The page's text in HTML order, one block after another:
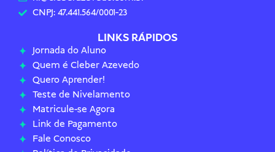
CNPJ: 47.441.564/0001-23
LINKS RÁPIDOS
Jornada do Aluno
Quem é Cleber Azevedo
Quero Aprender!
Teste de Nivelamento
Matricule-se Agora
Link de Pagamento
Fale Conosco